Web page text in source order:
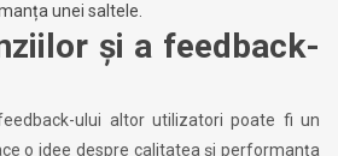
unei saltele.
și a feedback-
ului altor utilizatori poate fi un
o idee despre calitatea și performanța